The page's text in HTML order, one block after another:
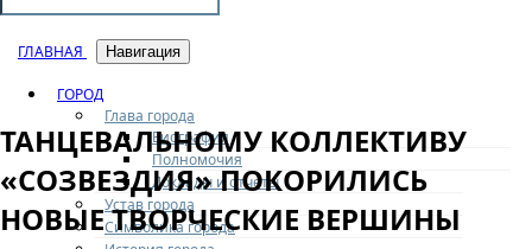
ГЛАВНАЯ Навигация
ГОРОД
Глава города
Биография
Полномочия
Доклады и отчеты
Устав города
Символика города
ТАНЦЕВАЛЬНОМУ КОЛЛЕКТИВУ
«СОЗВЕЗДИЯ» ПОКОРИЛИСЬ
НОВЫЕ ТВОРЧЕСКИЕ ВЕРШИНЫ